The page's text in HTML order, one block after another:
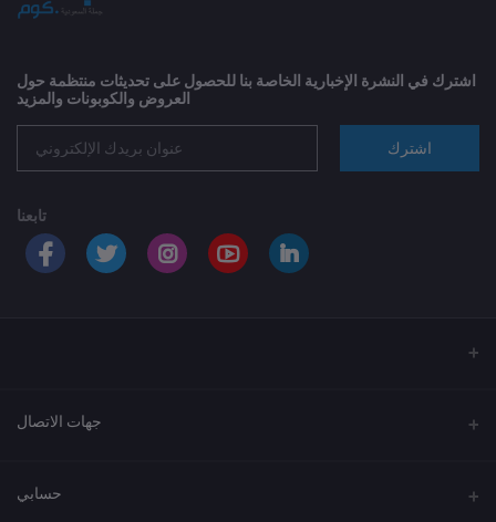
اشترك في النشرة الإخبارية الخاصة بنا للحصول على تحديثات منتظمة حول
العروض والكوبونات والمزيد
اشترك
تابعنا
جهات الاتصال
العنوان
حسابي